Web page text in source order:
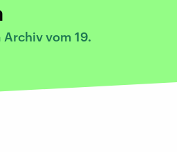
vom 19.